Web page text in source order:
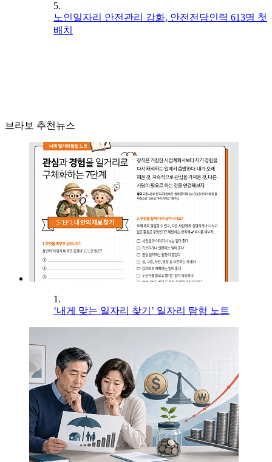
5.
노인일자리 안전관리 강화, 안전전담인력 613명 첫
배치
브라보 추천뉴스
1.
‘내게 맞는 일자리 찾기’ 일자리 탐험 노트